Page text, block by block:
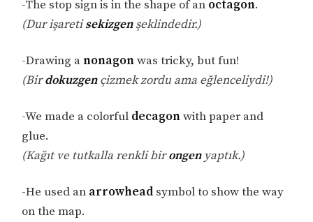
-The stop sign is in the shape of an octagon.
(Dur işaretisekizgenşeklindedir.)
-Drawing anonagonwas tricky, but fun!
(Birdokuzgençizmek zordu ama eğlenceliydi!)
-We made a colorful decagonwith paper and
glue.
(Kağıt ve tutkalla renkli birongenyaptık.)
-He used an arrowhead symbol to show the way
on the map.